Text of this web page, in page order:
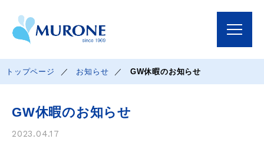
トップページ お知らせ GW休暇のお知らせ
GW休暇のお知らせ
2023.04.17